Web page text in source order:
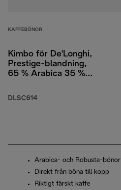
KAFFEBÖNOR
Kimbo för De'Longhi,
Prestige-blandning,
65 % Arabica 35 %
DLSC614
Arabica- och Robusta-bönor
Direkt från böna till kopp
Riktigt färskt kaffe